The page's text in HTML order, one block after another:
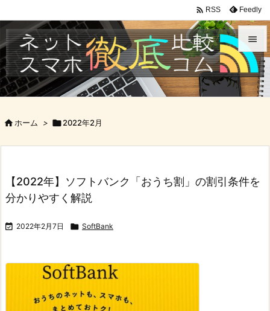


メニュ


 RSS Feedly
ホーム > 2022年2月
【2022年】ソフトバンク「おうち割」の割引条件を
分かりやすく解説
 2022年2月7日  SoftBank